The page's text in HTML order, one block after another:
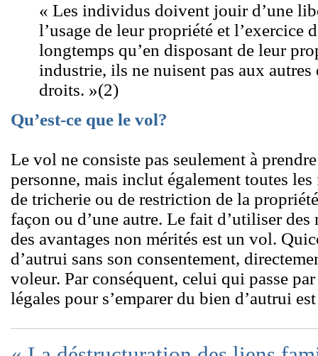
« Les individus doivent jouir d’une
l’usage de leur propriété et l’exercice
longtemps qu’en disposant de leur
industrie, ils ne nuisent pas aux autres
droits. »(2)
Qu’est-ce que le vol?
Le vol ne consiste pas seulement à
personne, mais inclut également toutes
de tricherie ou de restriction de la
façon ou d’une autre. Le fait d’utiliser
des avantages non mérités est un vol.
d’autrui sans son consentement,
voleur. Par conséquent, celui qui passe
légales pour s’emparer du bien d’autrui